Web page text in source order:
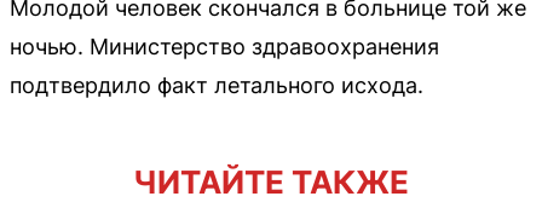
Молодой человек скончался в больнице той же
ночью. Министерство здравоохранения
подтвердило факт летального исхода.
ЧИТАЙТЕ ТАКЖЕ